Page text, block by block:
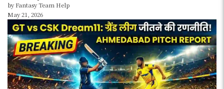
by Fantasy Team Help
May 21, 2026